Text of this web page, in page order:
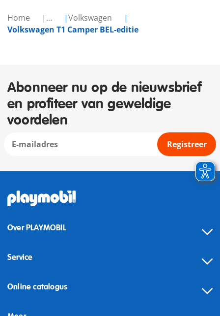
Home ...
Volkswagen
Volkswagen T1 Camper BEL-editie
Abonneer nu op de nieuwsbrief
en profiteer van geweldige
voordelen
Registreer
Over PLAYMOBIL
Service
Online catalogus